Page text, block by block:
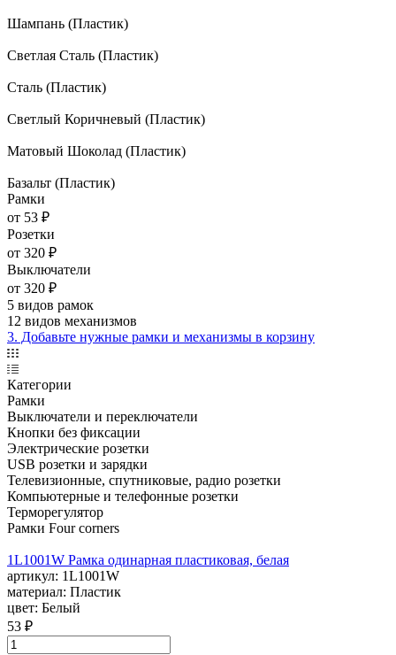
Шампань (Пластик)
Светлая Сталь (Пластик)
Сталь (Пластик)
Светлый Коричневый (Пластик)
Матовый Шоколад (Пластик)
Базальт (Пластик)
Рамки
от 53 ₽
Розетки
от 320 ₽
Выключатели
от 320 ₽
5 видов рамок
12 видов механизмов
3. Добавьте нужные рамки и механизмы в корзину
Категории
Рамки
Выключатели и переключатели
Кнопки без фиксации
Электрические розетки
USB розетки и зарядки
Телевизионные, спутниковые, радио розетки
Компьютерные и телефонные розетки
Терморегулятор
Рамки Four corners
1L1001W Рамка одинарная пластиковая, белая
артикул: 1L1001W
материал: Пластик
цвет: Белый
53 ₽